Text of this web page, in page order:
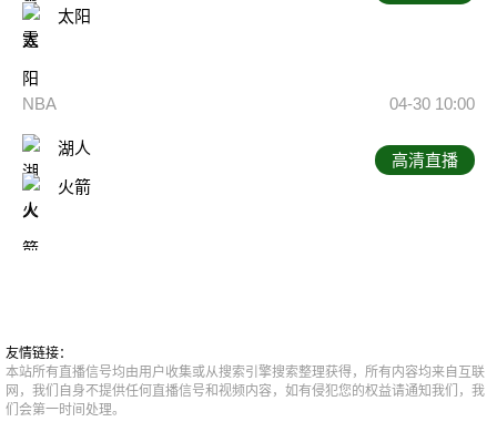
太阳
NBA 04-30 10:00
湖人
火箭
高清直播
友情链接：
本站所有直播信号均由用户收集或从搜索引擎搜索整理获得，所有内容均来自互联
网，我们自身不提供任何直播信号和视频内容，如有侵犯您的权益请通知我们，我
们会第一时间处理。